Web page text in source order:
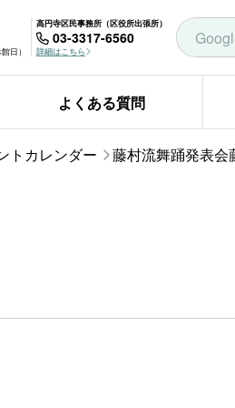
日）
高円寺区民事務所（区役所出張所）
03-3317-6560
詳細はこちら
よくある質問
トカレンダー 藤村流舞踊発表会